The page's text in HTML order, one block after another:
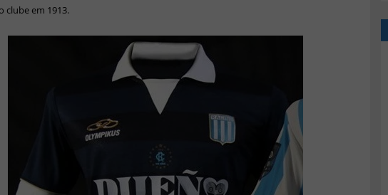
clube em 1913.